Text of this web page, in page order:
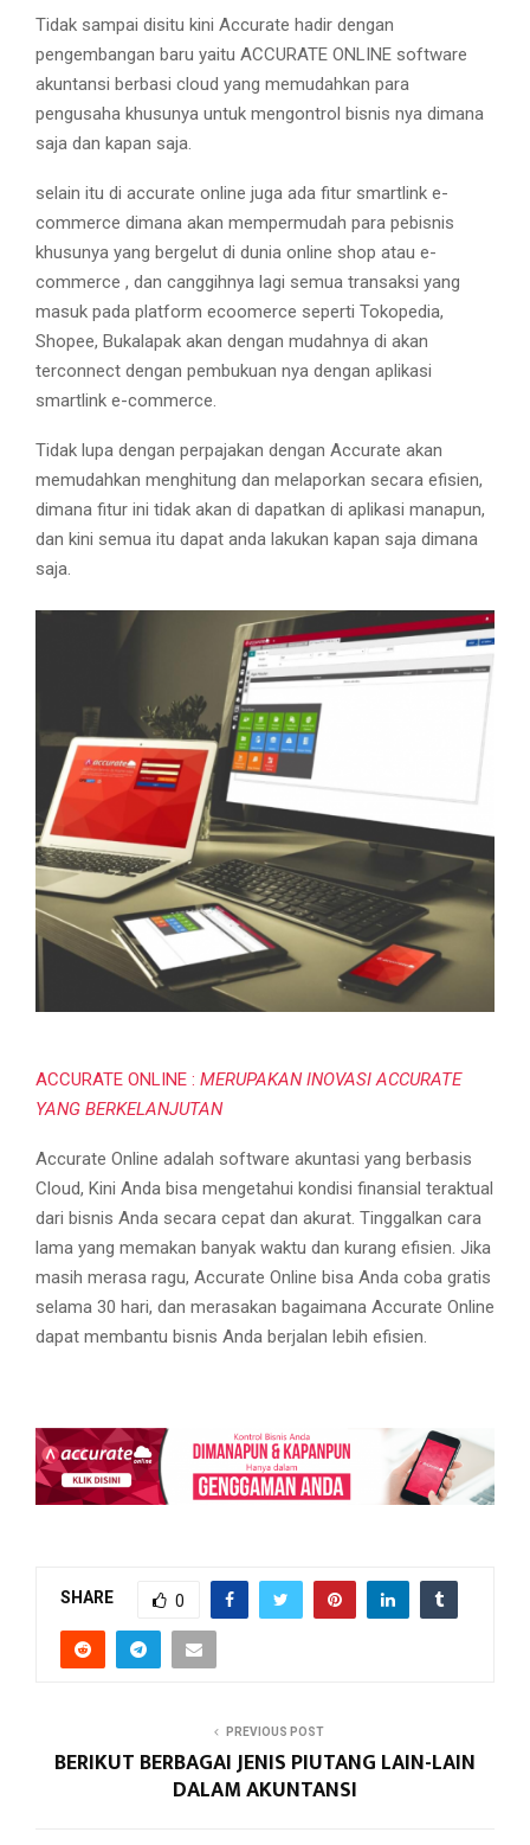
Tidak sampai disitu kini Accurate hadir dengan
pengembangan baru yaitu ACCURATE ONLINE software
akuntansi berbasi cloud yang memudahkan para
pengusaha khusunya untuk mengontrol bisnis nya dimana
saja dan kapan saja.
selain itu di accurate online juga ada fitur smartlink e-
commerce dimana akan mempermudah para pebisnis
khusunya yang bergelut di dunia online shop atau e-
commerce , dan canggihnya lagi semua transaksi yang
masuk pada platform ecoomerce seperti Tokopedia,
Shopee, Bukalapak akan dengan mudahnya di akan
terconnect dengan pembukuan nya dengan aplikasi
smartlink e-commerce.
Tidak lupa dengan perpajakan dengan Accurate akan
memudahkan menghitung dan melaporkan secara efisien,
dimana fitur ini tidak akan di dapatkan di aplikasi manapun,
dan kini semua itu dapat anda lakukan kapan saja dimana
saja.
ACCURATE ONLINE : MERUPAKAN INOVASI ACCURATE
YANG BERKELANJUTAN
Accurate Online adalah software akuntasi yang berbasis
Cloud, Kini Anda bisa mengetahui kondisi finansial teraktual
dari bisnis Anda secara cepat dan akurat. Tinggalkan cara
lama yang memakan banyak waktu dan kurang efisien. Jika
masih merasa ragu, Accurate Online bisa Anda coba gratis
selama 30 hari, dan merasakan bagaimana Accurate Online
dapat membantu bisnis Anda berjalan lebih efisien.
SHARE 0
PREVIOUS POST
BERIKUT BERBAGAI JENIS PIUTANG LAIN-LAIN
DALAM AKUNTANSI